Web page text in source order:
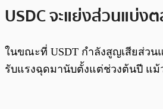
USDC จะแย่งส่วนแบ่ง
ในขณะที่ USDT กำลังสูญเสียส่วน
รับแรงฉุดมานับตั้งแต่ช่วงต้นปี แม้